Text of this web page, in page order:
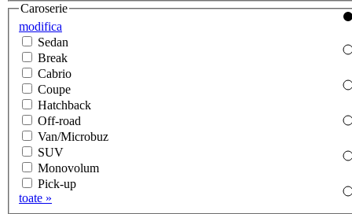
modifica
Caroserie
Sedan
Break
Cabrio
Coupe
Hatchback
Off-road
Van/Microbuz
SUV
Monovolum
Pick-up
toate »